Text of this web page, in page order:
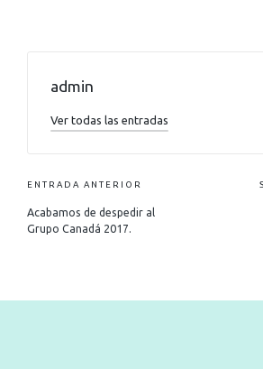
admin
Ver todas las entradas
ENTRADA ANTERIOR
Acabamos de despedir al
Grupo Canadá 2017.